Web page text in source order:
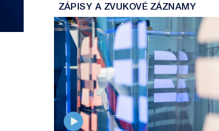
ZÁPISY A ZVUKOVÉ ZÁZNAMY